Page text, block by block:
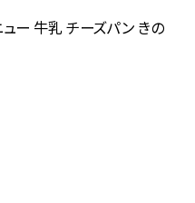
ュー 牛乳 チーズパン きの